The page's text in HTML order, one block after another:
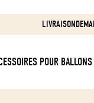
LIVRAISON
POUR BALLONS